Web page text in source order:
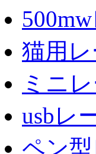
猫用
ミニ
usbレ
ペン